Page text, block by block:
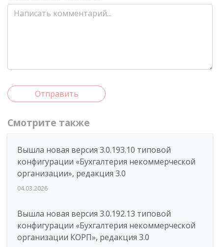
Отправить
Смотрите также
Вышла новая версия 3.0.193.10 типовой
конфигурации «Бухгалтерия некоммерческой
организации», редакция 3.0
04.03.2026
Вышла новая версия 3.0.192.13 типовой
конфигурации «Бухгалтерия некоммерческой
организации КОРП», редакция 3.0